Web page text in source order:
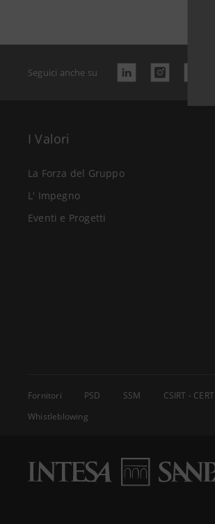
Seguici anche su
I Valori
La Forza del Gruppo
L' Impegno
Eventi e Progetti
Fornitori PSD SSM CSIRT - CERT
Whistleblowing